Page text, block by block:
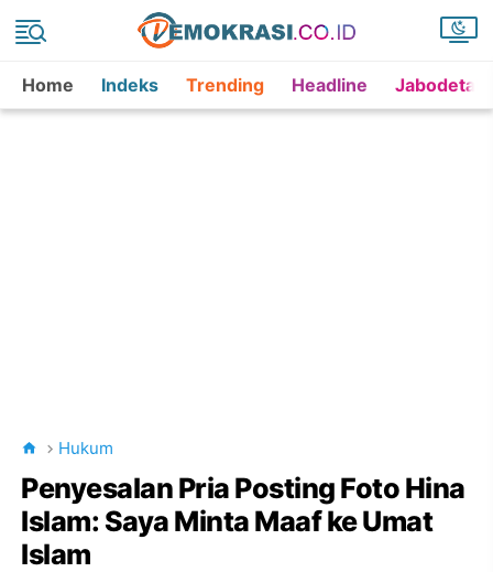
Home Indeks Trending Headline
Hukum
Penyesalan Pria Posting Foto Hina
Islam: Saya Minta Maaf ke Umat
Islam